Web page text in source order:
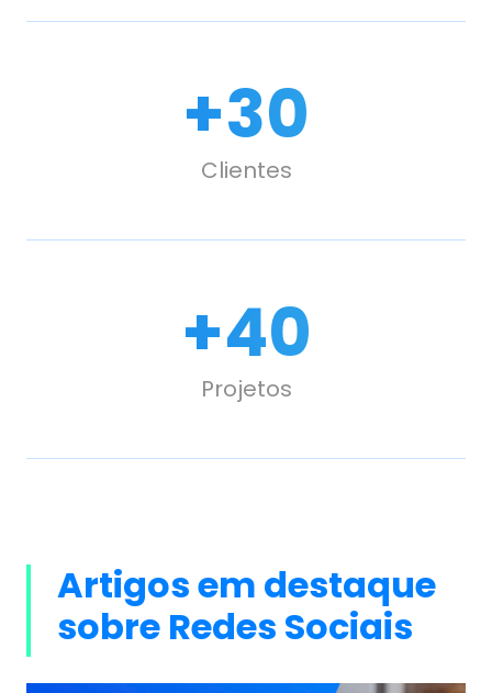
30
+
Clientes
40
+
Projetos
Artigos em destaque
sobre Redes Sociais